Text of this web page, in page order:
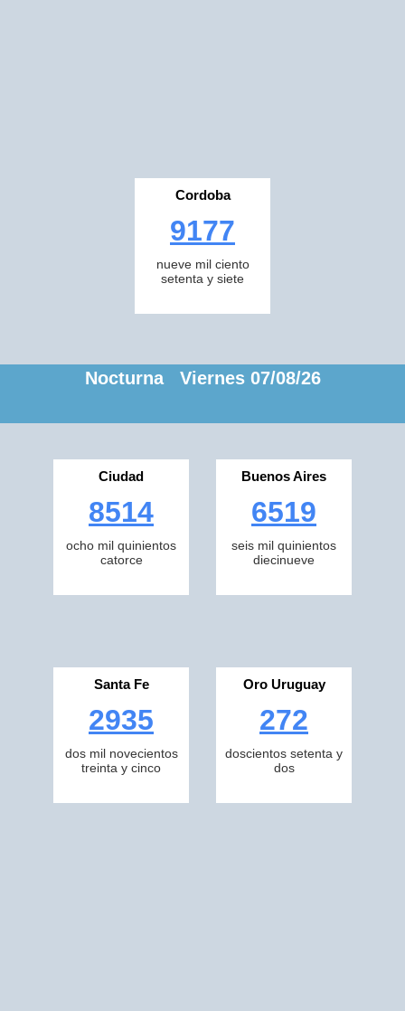
Cordoba
9177
nueve mil ciento
setenta y siete
Nocturna Viernes 07/08/26
Ciudad
8514
ocho mil quinientos
catorce
Buenos Aires
6519
seis mil quinientos
diecinueve
Santa Fe
2935
dos mil novecientos
treinta y cinco
Oro Uruguay
272
doscientos setenta y
dos